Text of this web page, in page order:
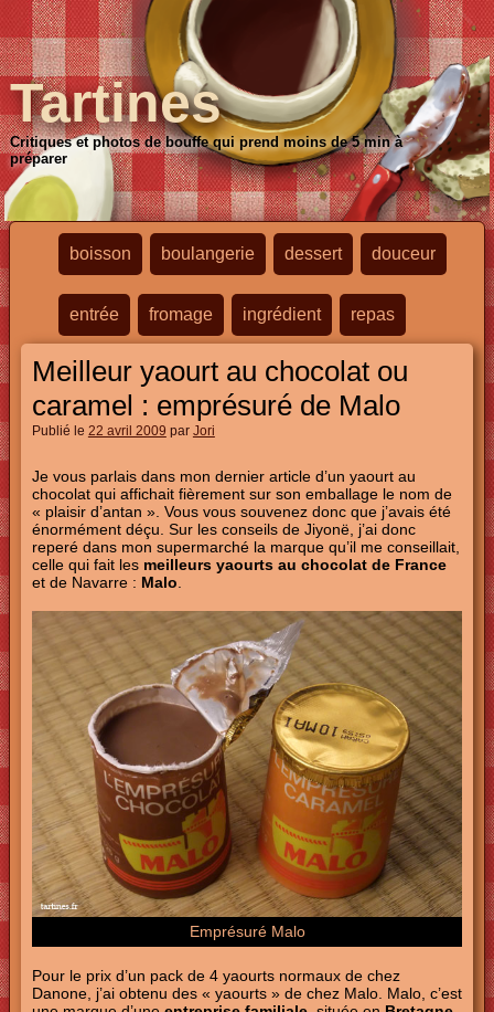
Tartines
Critiques et photos de bouffe qui prend moins de 5 min à
préparer
boisson boulangerie dessert douceur
entrée fromage ingrédient repas
Meilleur yaourt au chocolat ou
caramel : emprésuré de Malo
Publié le 22 avril 2009 par Jori
Je vous parlais dans mon dernier article d’un yaourt au
chocolat qui affichait fièrement sur son emballage le nom de
« plaisir d’antan ». Vous vous souvenez donc que j’avais été
énormément déçu. Sur les conseils de Jiyonë, j’ai donc
reperé dans mon supermarché la marque qu’il me conseillait,
celle qui fait lesmeilleurs yaourts au chocolat de France
et de Navarre : Malo
Emprésuré Malo
Pour le prix d’un pack de 4 yaourts normaux de chez
Danone, j’ai obtenu des « yaourts » de chez Malo. Malo, c’est